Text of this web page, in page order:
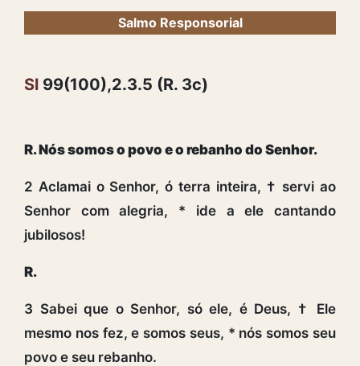
Salmo Responsorial
Sl 99(100),2.3.5 (R. 3c)
R. Nós somos o povo e o rebanho do Senhor.
2 Aclamai o Senhor, ó terra inteira, † servi ao
Senhor com alegria, * ide a ele cantando
jubilosos!
R.
3 Sabei que o Senhor, só ele, é Deus, † Ele
mesmo nos fez, e somos seus, * nós somos seu
povo e seu rebanho.